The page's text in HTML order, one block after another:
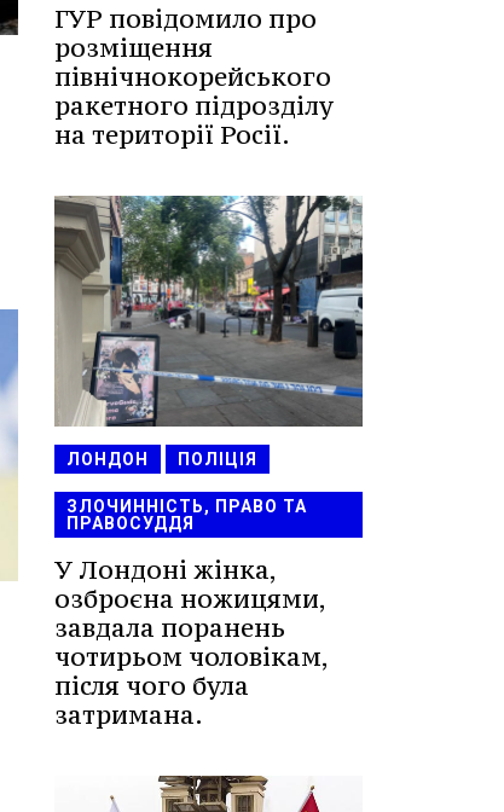
ГУР повідомило про
розміщення
північнокорейського
ракетного підрозділу
на території Росії.
ЛОНДОН ПОЛІЦІЯ
ЗЛОЧИННІСТЬ, ПРАВО ТА
ПРАВОСУДДЯ
У Лондоні жінка,
озброєна ножицями,
завдала поранень
чотирьом чоловікам,
після чого була
затримана.